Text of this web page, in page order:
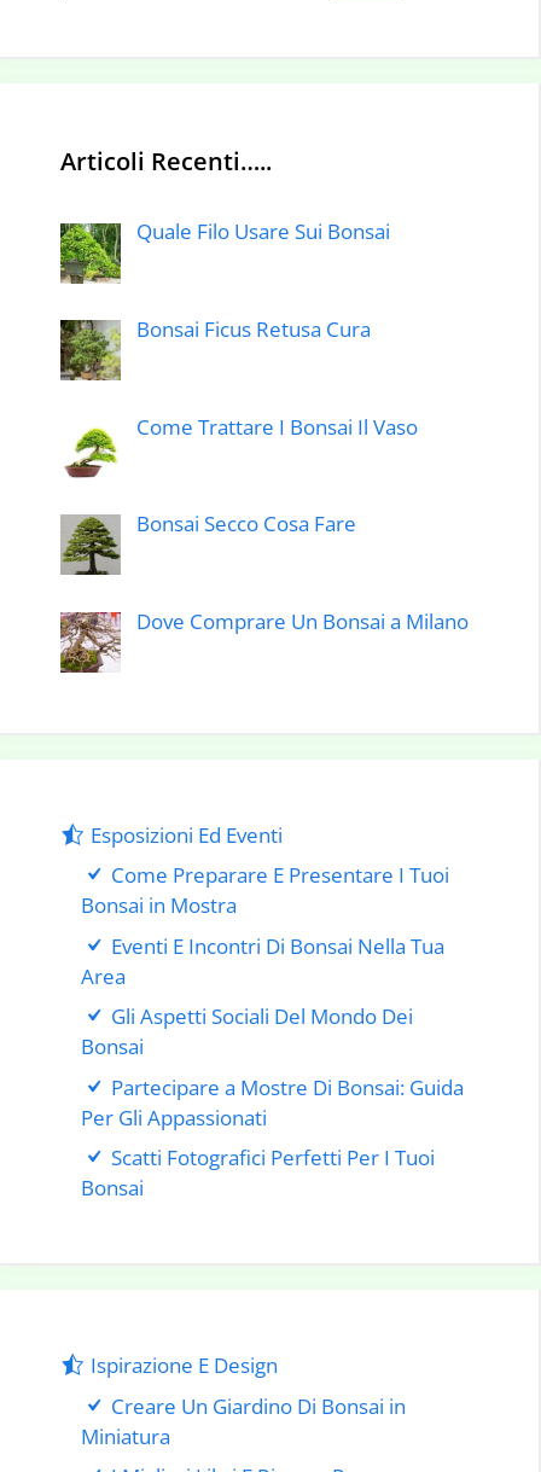
Articoli Recenti…..
Quale Filo Usare Sui Bonsai
Bonsai Ficus Retusa Cura
Come Trattare I Bonsai Il Vaso
Bonsai Secco Cosa Fare
Dove Comprare Un Bonsai a Milano
Esposizioni Ed Eventi
Come Preparare E Presentare I Tuoi
Bonsai in Mostra
Eventi E Incontri Di Bonsai Nella Tua
Area
Gli Aspetti Sociali Del Mondo Dei
Bonsai
Partecipare a Mostre Di Bonsai: Guida
Per Gli Appassionati
Scatti Fotografici Perfetti Per I Tuoi
Bonsai
Ispirazione E Design
Creare Un Giardino Di Bonsai in
Miniatura